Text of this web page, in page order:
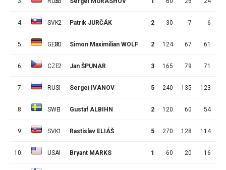
4. SVK2 Patrik JURČÁK 2 30 7 6
5. GER
30 Simon Maximilian WOLF 2 124 67 61
6. CZE2 Jan ŠPUNAR 3 165 79 71
7. RUS1 Sergei IVANOV 5 240 135 123
8. SWE1 Gustaf ALBIHN 2 120 60 54
9. SVK1 Rastislav ELIÁŠ 5 270 128 114
10. USA1 Bryant MARKS 1 60 20 16